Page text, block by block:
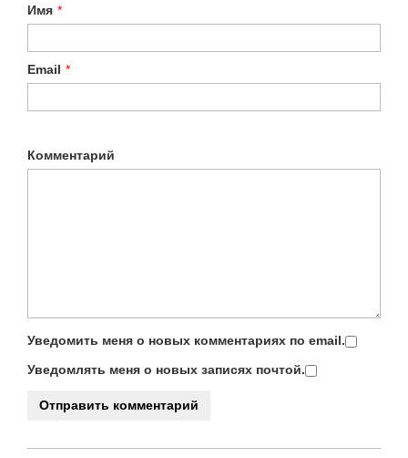
Имя *
Email *
Комментарий
Уведомить меня о новых комментариях по email.
Уведомлять меня о новых записях почтой.